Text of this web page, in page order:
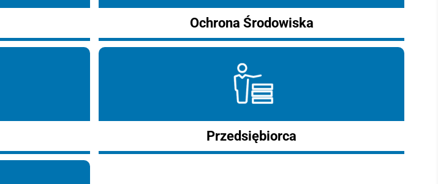
Ochrona Środowiska
Przedsiębiorca